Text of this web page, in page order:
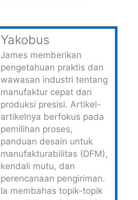
Yakobus
James memberikan
pengetahuan praktis dan
wawasan industri tentang
manufaktur cepat dan
produksi presisi. Artikel-
artikelnya berfokus pada
pemilihan proses,
panduan desain untuk
manufakturabilitas (DFM),
kendali mutu, dan
perencanaan pengiriman.
Ia membahas topik-topik